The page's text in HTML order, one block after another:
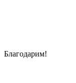
Благодарим!